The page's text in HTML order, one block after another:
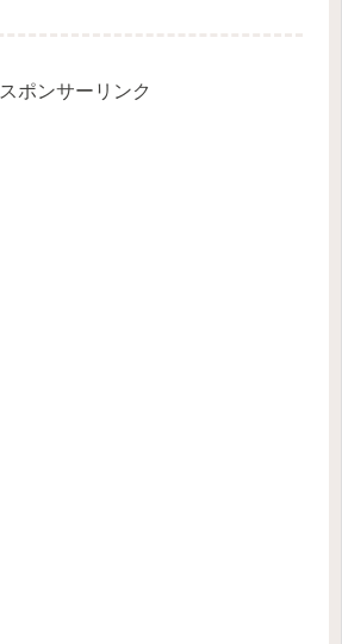
スポンサーリンク